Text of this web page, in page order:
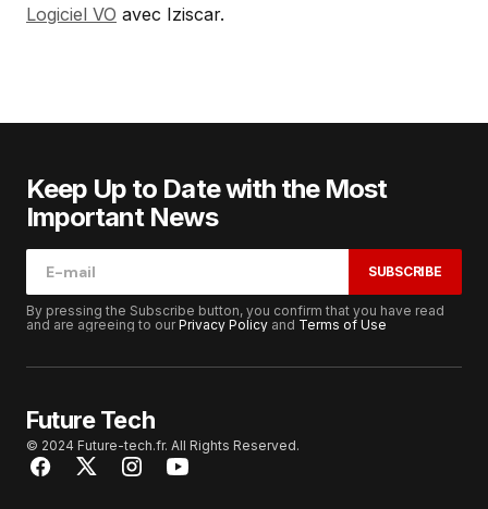
Logiciel VO avec Iziscar.
Keep Up to Date with the Most
Important News
SUBSCRIBE
By pressing the Subscribe button, you confirm that you have read
and are agreeing to ourPrivacy Policy and Terms of Use
Future Tech
© 2024 Future-tech.fr. All Rights Reserved.